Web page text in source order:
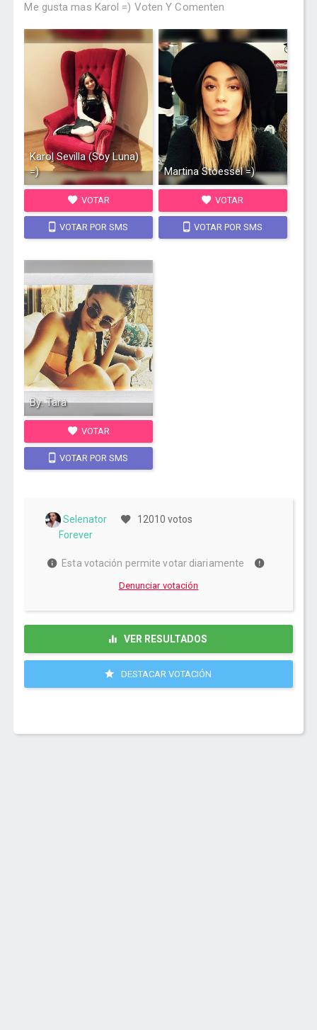
Me gusta mas Karol =) Voten Y Comenten
Karol Sevilla (Soy Luna)
=)
VOTAR
VOTAR POR SMS
Martina Stoessel =)
VOTAR
VOTAR POR SMS
By: Tara
VOTAR
VOTAR POR SMS
Selenator
Forever
12010 votos
Esta votación permite votar diariamente
Denunciar votación
VER RESULTADOS
DESTACAR VOTACIÓN